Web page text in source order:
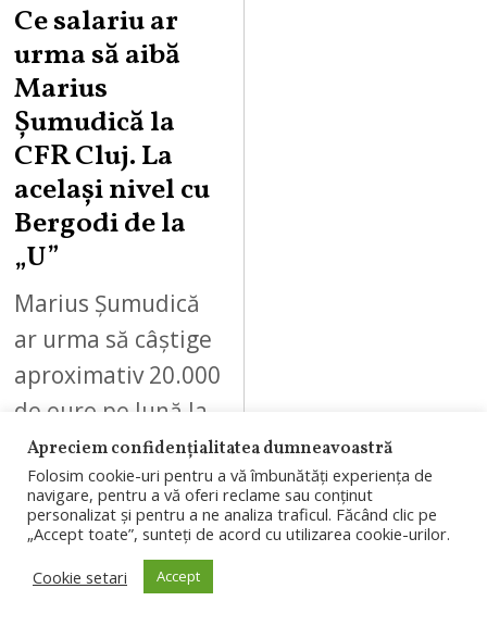
Ce salariu ar
urma să aibă
Marius
Șumudică la
CFR Cluj. La
același nivel cu
Bergodi de la
„U”
Marius Șumudică
ar urma să câștige
aproximativ 20.000
de euro pe lună la
CFR Cluj. Suma
este la nivelul
salariului atribuit
Apreciem confidențialitatea dumneavoastră
Folosim cookie-uri pentru a vă îmbunătăți experiența de
navigare, pentru a vă oferi reclame sau conținut
personalizat și pentru a ne analiza traficul. Făcând clic pe
„Accept toate”, sunteți de acord cu utilizarea cookie-urilor.
Cookie setari
Accept